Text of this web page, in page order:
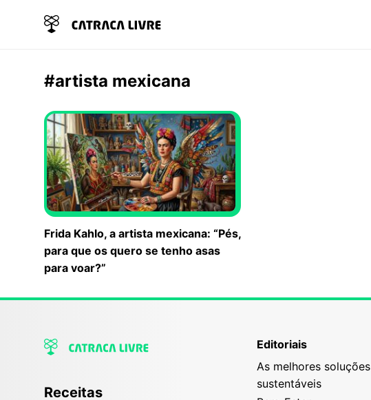
#artista mexicana
Frida Kahlo, a artista mexicana: “Pés,
para que os quero se tenho asas
para voar?”
Receitas
Editoriais
As melhores soluções
sustentáveis